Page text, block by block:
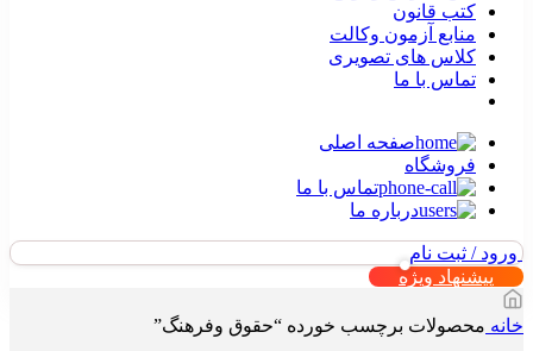
کتب قانون
منابع آزمون وکالت
کلاس های تصویری
تماس با ما
صفحه اصلی
فروشگاه
تماس با ما
درباره ما
ورود / ثبت نام
پیشنهاد ویژه
خانه محصولات برچسب خورده “حقوق وفرهنگ”